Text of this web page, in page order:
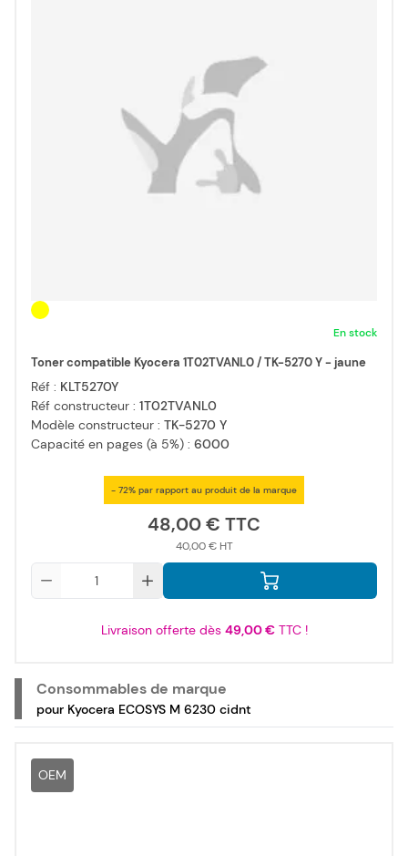
En stock
Toner compatible Kyocera 1T02TVANL0 / TK-5270 Y - jaune
Réf : KLT5270Y
Réf constructeur : 1T02TVANL0
Modèle constructeur : TK-5270 Y
Capacité en pages (à 5%) : 6000
- 72% par rapport au produit de la marque
48,00 €
40,00 €
Livraison offerte dès 49,00 €TTC !
Consommables de marque
pour Kyocera ECOSYS M 6230 cidnt
OEM